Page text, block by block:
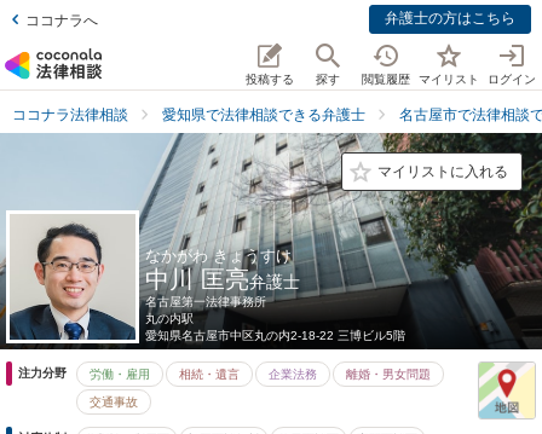
ココナラへ 弁護士の方はこちら
投稿する 探す 閲覧履歴 マイリスト ログイン
ココナラ法律相談 愛知県で法律相談できる弁護士 名古屋市で法律相談
マイリストに入れる
なかがわ きょうすけ
中川 匡亮弁護士
名古屋第一法律事務所
丸の内駅
愛知県名古屋市中区丸の内2-18-22 三博ビル5階
注力分野 労働・雇用 相続・遺言 企業法務 離婚・男女問題
交通事故